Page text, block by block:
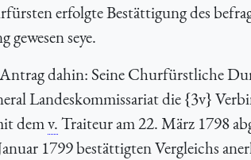
erfolgte Bestättigung des
seye.
dahin: Seine Churfürstliche
Landeskommissariat die {3v}
demv.Traiteur am 22. März 1798
1799 bestättigten Vergleichs